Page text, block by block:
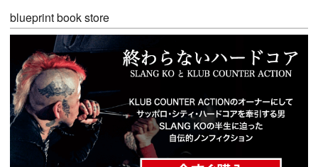
blueprint book store